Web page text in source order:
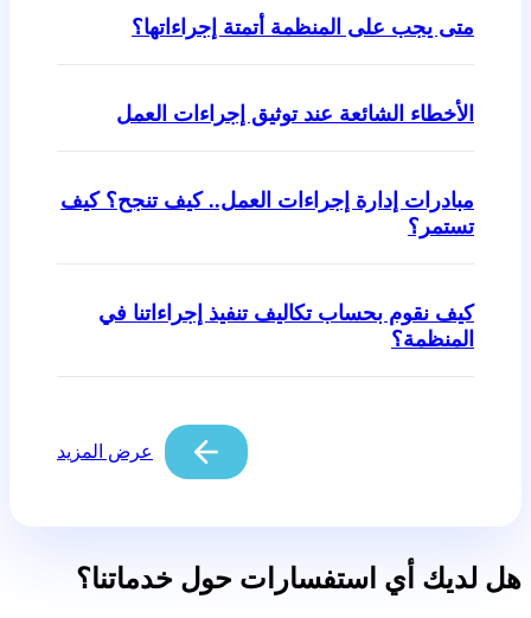
متى يجب على المنظمة أتمتة إجراءاتها؟
الأخطاء الشائعة عند توثيق إجراءات العمل
مبادرات إدارة إجراءات العمل.. كيف تنجح؟ كيف
تستمر؟
كيف نقوم بحساب تكاليف تنفيذ إجراءاتنا في
المنظمة؟
عرض المزيد
هل لديك أي استفسارات حول خدماتنا؟